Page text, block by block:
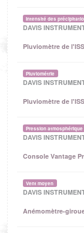
Intensité des
DAVIS
Pluviomètre de
Pluviométrie
DAVIS
Pluviomètre de
Pression atmosphérique
DAVIS
Console Vantage
Vent moyen
DAVIS
Anémomètre-